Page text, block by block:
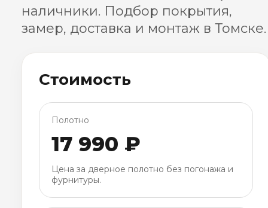
наличники. Подбор покрытия,
замер, доставка и монтаж в Томске.
Стоимость
Полотно
17 990 ₽
Цена за дверное полотно без погонажа и
фурнитуры.